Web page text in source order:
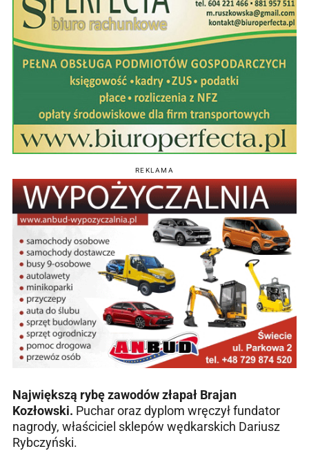
REKLAMA
Największą rybę zawodów złapał Brajan
Kozłowski. Puchar oraz dyplom wręczył fundator
nagrody, właściciel sklepów wędkarskich Dariusz
Rybczyński.